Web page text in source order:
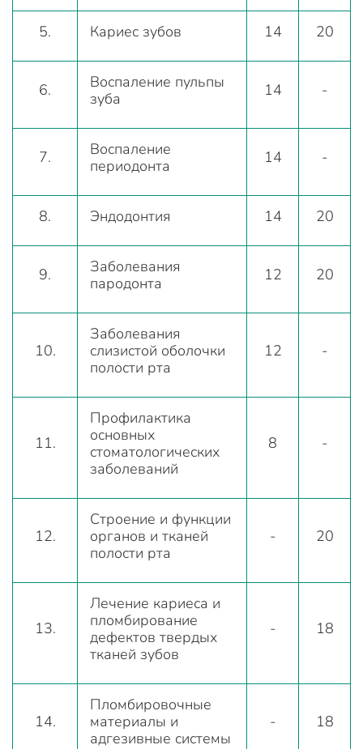
5. Кариес зубов 14 20
6.
Воспаление пульпы
зуба
14 -
7.
Воспаление
периодонта
14 -
8. Эндодонтия 14 20
9.
Заболевания
пародонта
12 20
10.
Заболевания
слизистой оболочки
полости рта
12 -
11.
Профилактика
основных
стоматологических
заболеваний
8 -
12.
Строение и функции
органов и тканей
полости рта
- 20
13.
Лечение кариеса и
пломбирование
дефектов твердых
тканей зубов
- 18
14.
Пломбировочные
материалы и
адгезивные системы
- 18